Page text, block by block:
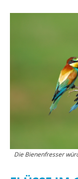
Die Bienenfresser